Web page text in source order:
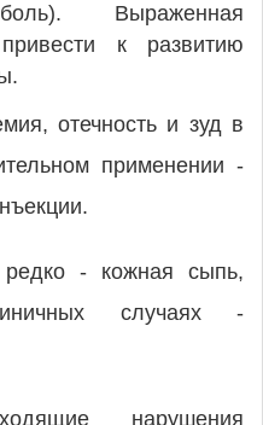
Выраженная
к развитию
отечность и зуд в
применении -
редко - кожная сыпь,
случаях -
нарушения